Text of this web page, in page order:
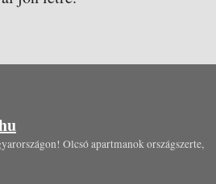
Olcsó apartmanok országszerte,